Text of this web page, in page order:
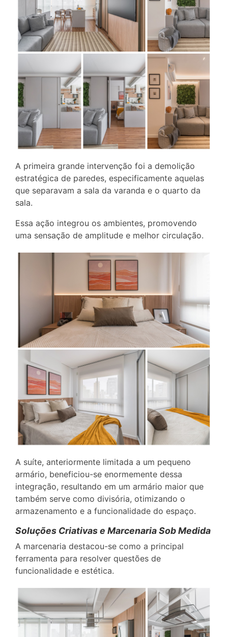
A primeira grande intervenção foi a demolição
estratégica de paredes, especificamente aquelas
que separavam a sala da varanda e o quarto da
sala.
Essa ação integrou os ambientes, promovendo
uma sensação de amplitude e melhor circulação.
A suíte, anteriormente limitada a um pequeno
armário, beneficiou-se enormemente dessa
integração, resultando em um armário maior que
também serve como divisória, otimizando o
armazenamento e a funcionalidade do espaço.
Soluções Criativas e Marcenaria Sob Medida
A marcenaria destacou-se como a principal
ferramenta para resolver questões de
funcionalidade e estética.